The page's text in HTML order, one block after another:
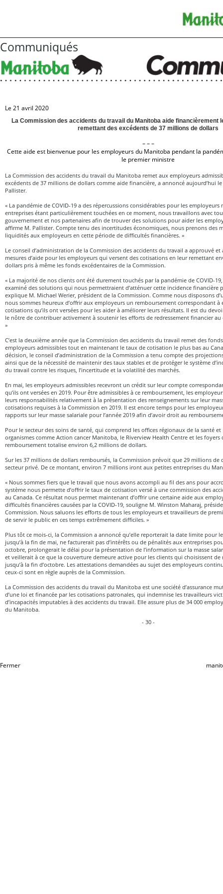
Communiqués
Le 21 avril 2020
La Commission des accidents du travail du Manitoba aide financièrement
remettant des excédents de 37 millions de dollars
– – –
Cette aide est bienvenue pour les employeurs du Manitoba pendant la
le premier ministre
La Commission des accidents du travail du Manitoba remet aux employeurs
excédents de 37 millions de dollars comme aide financière, a annoncé aujourd’hui
Pallister.
« La pandémie de COVID-19 a des répercussions considérables pour les employeurs
entreprises étant particulièrement touchées en ce moment, nous travaillons avec
gouvernement et nos partenaires afin de trouver des solutions pour aider les
affirme M. Pallister. Compte tenu des incertitudes économiques, nous prenons des
liquidités aux employeurs en cette période de difficultés financières. »
Le conseil d’administration de la Commission des accidents du travail a approuvé
mesures d’aide pour les employeurs qui versent des cotisations en leur remettant
dollars pris à même les fonds excédentaires de la Commission.
« La majorité de nos clients ont été durement touchés par la pandémie de COVID-
examiné des solutions qui nous permettraient d’atténuer cette incidence financière
explique M. Michael Werier, président de la Commission. Comme nous disposons
nous sommes heureux d’offrir aux employeurs un remboursement correspondant à
cotisations qu’ils ont versées pour les aider à améliorer leurs résultats. Il est du
le nôtre de contribuer activement à soutenir les efforts de redressement financier
»
C’est la deuxième année que la Commission des accidents du travail remet des
employeurs admissibles tout en maintenant le taux de cotisation le plus bas au
décision, le conseil d’administration de la Commission a tenu compte des
ainsi que de la nécessité de maintenir des taux stables et de protéger le système
du travail contre les risques, l’incertitude et la volatilité des marchés.
En mai, les employeurs admissibles recevront un crédit sur leur compte
qu’ils ont versées en 2019. Pour être admissibles à ce remboursement, les
leurs responsabilités relativement à la présentation des renseignements sur leur
cotisations requises à la Commission en 2019. Il est encore temps pour les
rapports sur leur masse salariale pour l’année 2019 afin d’avoir droit au
Pour le secteur des soins de santé, qui comprend les offices régionaux de la santé
organismes comme Action cancer Manitoba, le Riverview Health Centre et les foyers
remboursement totalise environ 6,2 millions de dollars.
Sur les 37 millions de dollars remboursés, la Commission prévoit que 29 millions de
secteur privé. De ce montant, environ 7 millions iront aux petites entreprises du
« Nous sommes fiers que le travail que nous avons accompli au fil des ans pour
système nous permette d’offrir le taux de cotisation versé à une commission des
au Canada. Ce résultat nous permet maintenant d’offrir une certaine aide aux
difficultés financières causées par la COVID-19, souligne M. Winston Maharaj,
Commission. Nous saluons les efforts de tous les employeurs et travailleurs de
de servir le public en ces temps extrêmement difficiles. »
Plus tôt ce mois-ci, la Commission a annoncé qu’elle reporterait la date limite pour
jusqu’à la fin de mai, ne facturerait pas d’intérêts ou de pénalités aux entreprises
octobre, prolongerait le délai pour la présentation de l’information sur la masse
et veillerait à ce que la couverture demeure active pour les clients qui choisissent
jusqu’à la fin d’octobre. Les attestations demandées au sujet des employeurs
ceux-ci sont en règle auprès de la Commission.
La Commission des accidents du travail du Manitoba est une société d’assurance
d’une loi et financée par les cotisations patronales, qui indemnise les travailleurs
d’incapacités imputables à des accidents du travail. Elle assure plus de 34 000
du Manitoba.
- 30 -
Fermer